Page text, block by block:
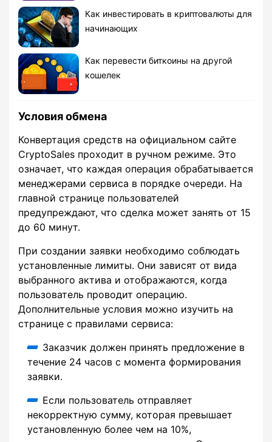
Как инвестировать в криптовалюты для
начинающих
Как перевести биткоины на другой
кошелек
Условия обмена
Конвертация средств на официальном сайте
CryptoSales проходит в ручном режиме. Это
означает, что каждая операция обрабатывается
менеджерами сервиса в порядке очереди. На
главной странице пользователей
предупреждают, что сделка может занять от 15
до 60 минут.
При создании заявки необходимо соблюдать
установленные лимиты. Они зависят от вида
выбранного актива и отображаются, когда
пользователь проводит операцию.
Дополнительные условия можно изучить на
странице с правилами сервиса:
Заказчик должен принять предложение в
течение 24 часов с момента формирования
заявки.
Если пользователь отправляет
некорректную сумму, которая превышает
установленную более чем на 10%,